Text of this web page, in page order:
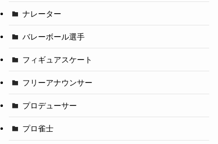
ナレーター
バレーボール選手
フィギュアスケート
フリーアナウンサー
プロデューサー
プロ雀士